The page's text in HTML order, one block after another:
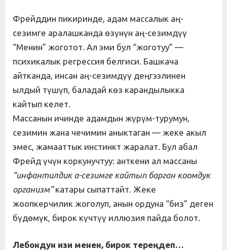
Фрейддин пикиринде, адам массалык аң-
сезимге аралашканда өзүнүн аң-сезимдүү
“Менин” жоготот. Ал эми бул “жоготуу” —
психикалык регрессия белгиси. Башкача
айтканда, инсан аң-сезимдүү деңгээлинен
ылдый түшүп, баладай көз карандылыкка
кайтып келет.
Массанын ичинде адамдын жүрүм-турумун,
сезимин жана чечимин аныктаган — жеке акыл
эмес, жамааттык инстинкт жаралат. Бул абал
Фрейд үчүн коркунучтуу: анткени ал массаны
“инфантилдик а-сезимге кайтып барган коомдук
организм”катары сыпаттайт. Жеке
жоопкерчилик жоголуп, анын ордуна “биз” деген
бүдөмүк, бирок күчтүү иллюзия пайда болот.
Лебондун изи менен, бирок тереңдеп…